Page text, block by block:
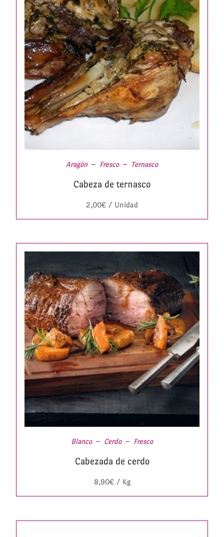
Aragón Fresco Ternasco
Cabeza de ternasco
2,00€ / Unidad
Blanco Cerdo Fresco
Cabezada de cerdo
8,90€/ Kg